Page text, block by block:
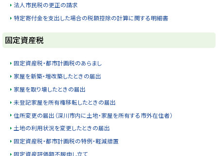
法人市民税の更正の請求
特定寄付金を支出した場合の税額控除の計算に関する明細書
ト
ッ
プ
に
固定資産税
固定資産税・都市計画税のあらまし
家屋を新築・増改築したときの届出
家屋を取り壊したときの届出
未登記家屋を所有権移転したときの届出
住所変更の届出（深川市内に土地・家屋を所有する市外在住者）
土地の利用状況を変更したときの届出
固定資産税・都市計画税の特例・軽減措置
固定資産評価額不服申し立て